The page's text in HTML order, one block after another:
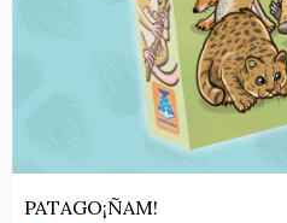
PATAGO¡ÑAM!